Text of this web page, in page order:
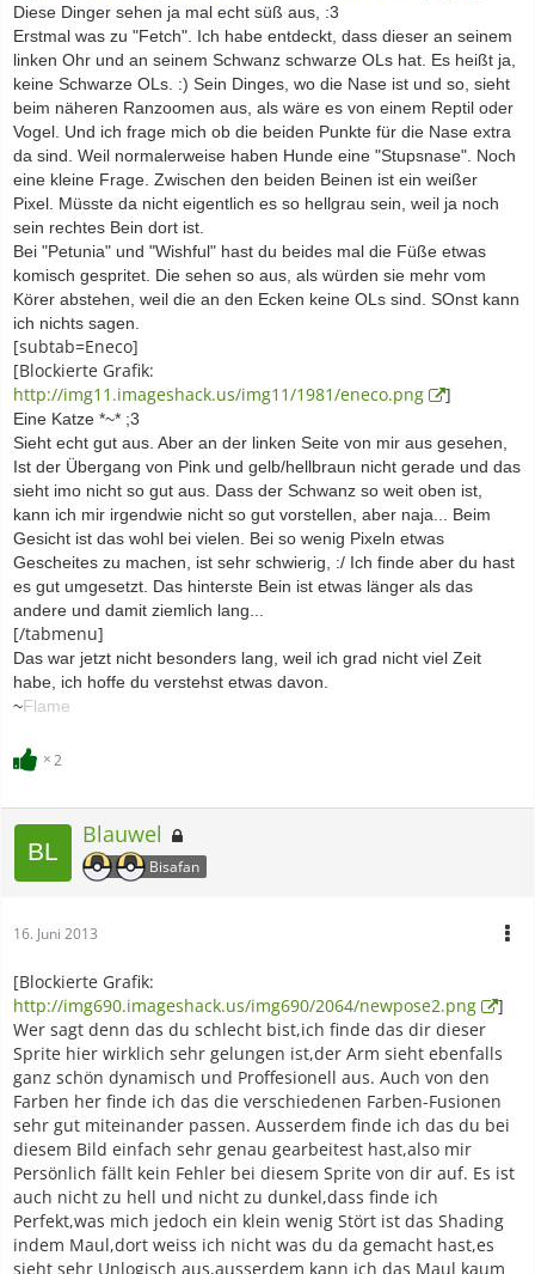
Diese Dinger sehen ja mal echt süß aus, :3
Erstmal was zu "Fetch". Ich habe entdeckt, dass dieser an seinem
linken Ohr und an seinem Schwanz schwarze OLs hat. Es heißt ja,
keine Schwarze OLs. :) Sein Dinges, wo die Nase ist und so, sieht
beim näheren Ranzoomen aus, als wäre es von einem Reptil oder
Vogel. Und ich frage mich ob die beiden Punkte für die Nase extra
da sind. Weil normalerweise haben Hunde eine "Stupsnase". Noch
eine kleine Frage. Zwischen den beiden Beinen ist ein weißer
Pixel. Müsste da nicht eigentlich es so hellgrau sein, weil ja noch
sein rechtes Bein dort ist.
Bei "Petunia" und "Wishful" hast du beides mal die Füße etwas
komisch gespritet. Die sehen so aus, als würden sie mehr vom
Körer abstehen, weil die an den Ecken keine OLs sind. SOnst kann
ich nichts sagen.
[subtab=Eneco]
[Blockierte Grafik:
http://img11.imageshack.us/img11/1981/eneco.png
]
Eine Katze *~* ;3
Sieht echt gut aus. Aber an der linken Seite von mir aus gesehen,
Ist der Übergang von Pink und gelb/hellbraun nicht gerade und das
sieht imo nicht so gut aus. Dass der Schwanz so weit oben ist,
kann ich mir irgendwie nicht so gut vorstellen, aber naja... Beim
Gesicht ist das wohl bei vielen. Bei so wenig Pixeln etwas
Gescheites zu machen, ist sehr schwierig, :/ Ich finde aber du hast
es gut umgesetzt. Das hinterste Bein ist etwas länger als das
andere und damit ziemlich lang...
[/tabmenu]
Das war jetzt nicht besonders lang, weil ich grad nicht viel Zeit
habe, ich hoffe du verstehst etwas davon.
~Flame
2
Blauwel
Bisafan
16. Juni 2013
[Blockierte Grafik:
http://img690.imageshack.us/img690/2064/newpose2.png
]
Wer sagt denn das du schlecht bist,ich finde das dir dieser
Sprite hier wirklich sehr gelungen ist,der Arm sieht ebenfalls
ganz schön dynamisch und Proffesionell aus. Auch von den
Farben her finde ich das die verschiedenen Farben-Fusionen
sehr gut miteinander passen. Ausserdem finde ich das du bei
diesem Bild einfach sehr genau gearbeitest hast,also mir
Persönlich fällt kein Fehler bei diesem Sprite von dir auf. Es ist
auch nicht zu hell und nicht zu dunkel,dass finde ich
Perfekt,was mich jedoch ein klein wenig Stört ist das Shading
indem Maul,dort weiss ich nicht was du da gemacht hast,es
sieht sehr Unlogisch aus,ausserdem kann ich das Maul kaum